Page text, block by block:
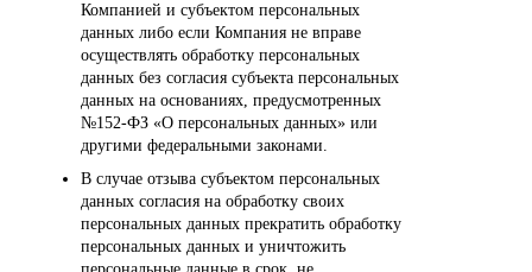
Компанией и субъектом персональных
данных либо если Компания не вправе
осуществлять обработку персональных
данных без согласия субъекта персональных
данных на основаниях, предусмотренных
№152-ФЗ «О персональных данных» или
другими федеральными законами.
В случае отзыва субъектом персональных
данных согласия на обработку своих
персональных данных прекратить обработку
персональных данных и уничтожить